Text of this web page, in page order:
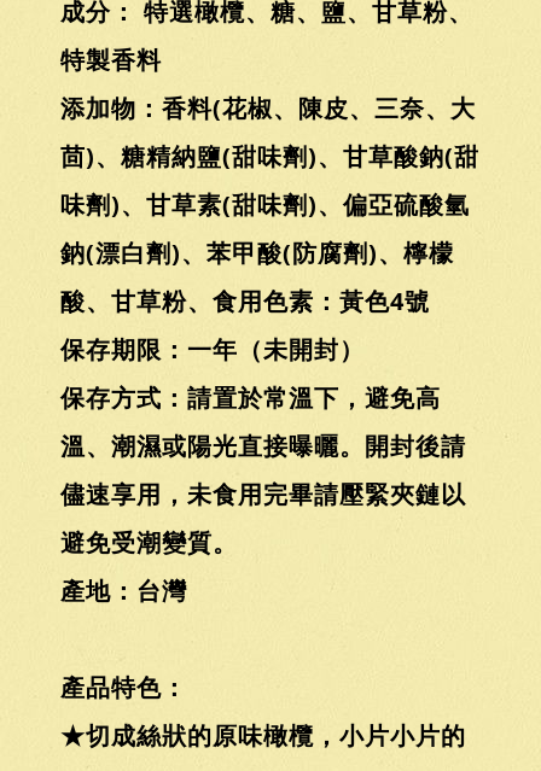
成分： 特選橄欖、糖、鹽、甘草粉、
特製香料
添加物：香料(花椒、陳皮、三奈、大
茴)、糖精納鹽(甜味劑)、甘草酸鈉(甜
味劑)、甘草素(甜味劑)、偏亞硫酸氫
鈉(漂白劑)、苯甲酸(防腐劑)、檸檬
酸、甘草粉、食用色素：黃色4號
保存期限：一年（未開封）
保存方式：請置於常溫下，避免高
溫、潮濕或陽光直接曝曬。開封後請
儘速享用，未食用完畢請壓緊夾鏈以
避免受潮變質。
產地：台灣
產品特色：
★切成絲狀的原味橄欖，小片小片的